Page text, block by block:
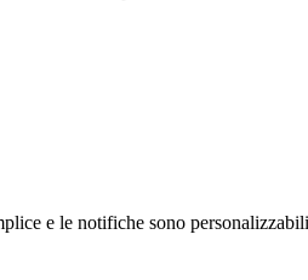
e le notifiche sono